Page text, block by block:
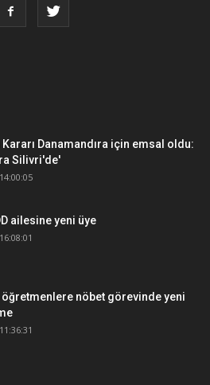
Danamandıra için emsal oldu:
Silivri'de'
ailesine yeni üye
öğretmenlere nöbet görevinde yeni